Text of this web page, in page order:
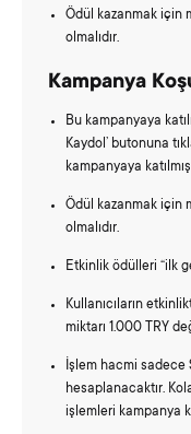
Ödül kazanmak için
olmalıdır.
Kampanya
Bu kampanyaya
Kaydol’ butonuna
kampanyaya
Ödül kazanmak için
olmalıdır.
Etkinlik ödülleri “ilk
Kullanıcıların
miktarı 1.000 TRY
İşlem hacmi sadece
hesaplanacaktır.
işlemleri kampanya